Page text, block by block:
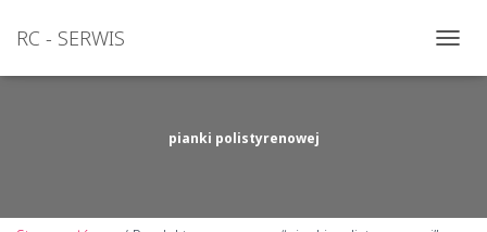
RC - SERWIS
pianki polistyrenowej